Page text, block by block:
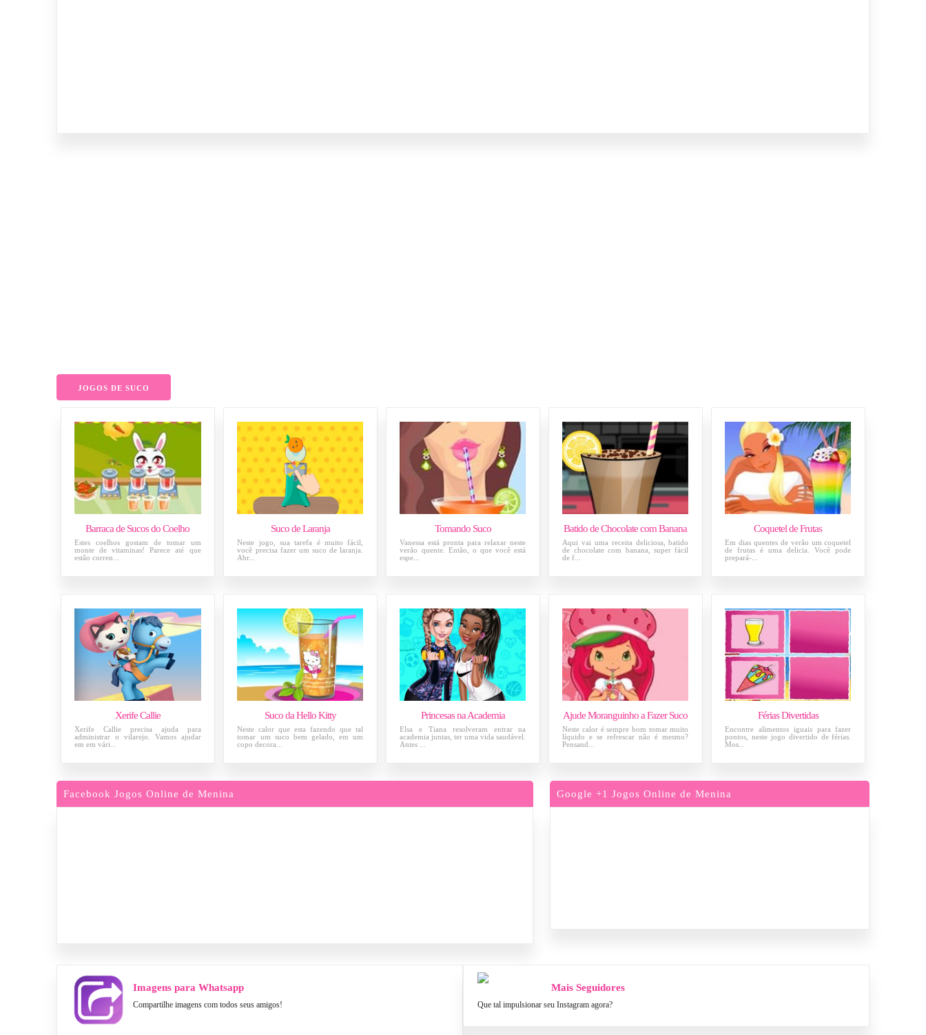
JOGOS DE SUCO
Barraca de Sucos do Coelho
Estes coelhos gostam de tomar um
monte de vitaminas! Parece até que
estão corren...
Suco de Laranja
Neste jogo, sua tarefa é muito fácil,
você precisa fazer um suco de laranja.
Abr...
Tomando Suco
Vanessa está pronta para relaxar neste
verão quente. Então, o que você está
espe...
Batido de Chocolate com Banana
Aqui vai uma receita deliciosa, batido
de chocolate com banana, super fácil
de f...
Coquetel de Frutas
Em dias quentes de verão um coquetel
de frutas é uma delicia. Você pode
prepará-...
Xerife Callie
Xerife Callie precisa ajuda para
administrar o vilarejo. Vamos ajudar
em em vári...
Suco da Hello Kitty
Neste calor que esta fazendo que tal
tomar um suco bem gelado, em um
copo decora...
Princesas na Academia
Elsa e Tiana resolveram entrar na
academia juntas, ter uma vida saudável.
Antes ...
Ajude Moranguinho a Fazer Suco
Neste calor é sempre bom tomar muito
líquido e se refrescar não é mesmo?
Pensand...
Férias Divertidas
Encontre alimentos iguais para fazer
pontos, neste jogo divertido de férias.
Mos...
Facebook Jogos Online de Menina Google +1 Jogos Online de Menina
Imagens para Whatsapp
Compartilhe imagens com todos seus amigos!
Mais Seguidores
Que tal impulsionar seu Instagram agora?